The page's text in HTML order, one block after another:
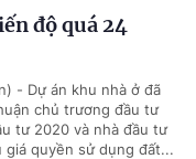
độ quá 24
- Dự án khu nhà ở đã
chủ trương đầu tư
tư 2020 và nhà đầu tư
giá quyền sử dụng đất...